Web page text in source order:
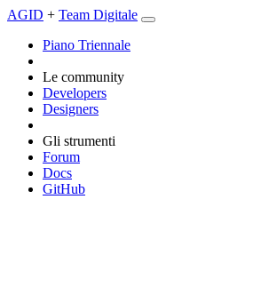
AGID + Team Digitale
Piano Triennale
Le community
Developers
Designers
Gli strumenti
Forum
Docs
GitHub